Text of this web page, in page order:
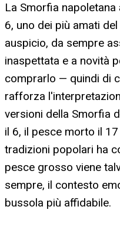
La Smorfia
6, uno dei più amati
auspicio, da sempre
inaspettata e a novità
comprarlo — quindi di
rafforza
versioni della Smorfia
il 6, il pesce morto il
tradizioni popolari ha
pesce grosso viene
sempre, il contesto
bussola più affidabile.